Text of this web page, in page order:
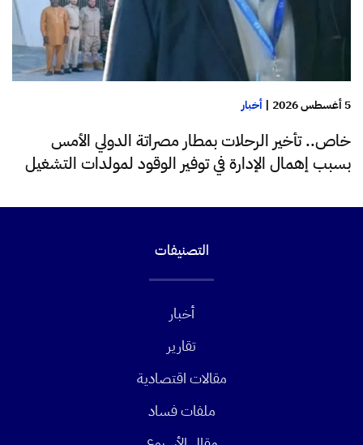
5 أغسطس 2026 | أخبار
خاص.. تأخير الرحلات بمطار مصراتة الدولي الأمس
بسبب إهمال الإدارة في توفير الوقود لمولدات التشغيل
التصنيفات
أخبار
تقارير
مقالات اقتصادية
ملفات فساد